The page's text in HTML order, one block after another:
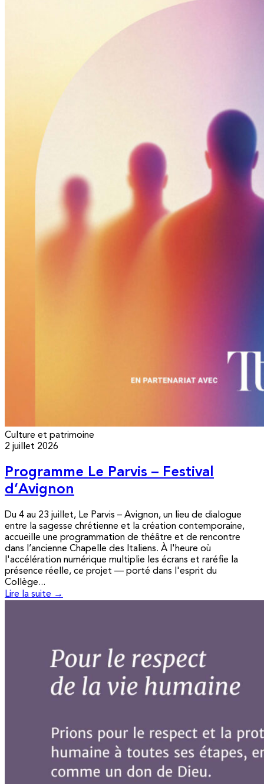
Culture et patrimoine
2 juillet 2026
Programme Le Parvis – Festival
d’Avignon
Du 4 au 23 juillet, Le Parvis – Avignon, un lieu de dialogue
entre la sagesse chrétienne et la création contemporaine,
accueille une programmation de théâtre et de rencontre
dans l’ancienne Chapelle des Italiens. À l'heure où
l'accélération numérique multiplie les écrans et raréfie la
présence réelle, ce projet — porté dans l'esprit du
Collège...
Lire la suite →